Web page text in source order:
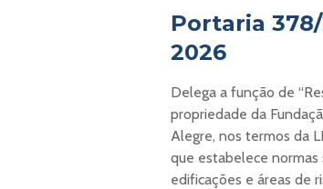
Portaria
2026
Delega a função de
propriedade da
Alegre, nos termos da
que estabelece normas
edificações e áreas de